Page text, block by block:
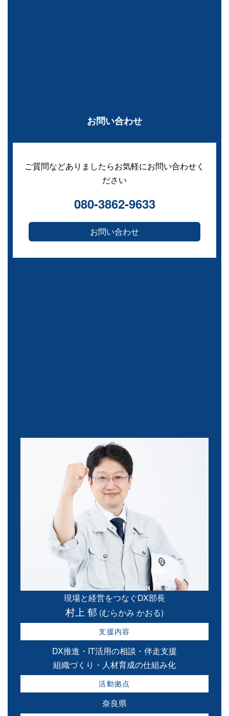
お問い合わせ
ご質問などありましたらお気軽にお問い合わせく
ださい
080-3862-9633
お問い合わせ
現場と経営をつなぐDX部長
村上 郁 (むらかみ かおる)
支援内容
DX推進・IT活用の相談・伴走支援
組織づくり・人材育成の仕組み化
活動拠点
奈良県